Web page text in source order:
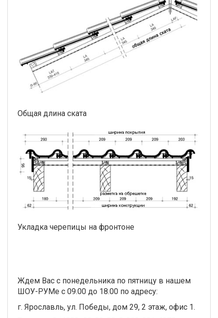
Общая длина ската
Укладка черепицы на фронтоне
Ждем Вас с понедельника по пятницу в нашем
ШОУ-РУМе с 09.00 до 18.00 по адресу:
г. Ярославль, ул. Победы, дом 29, 2 этаж, офис 1.